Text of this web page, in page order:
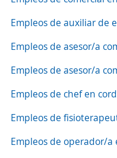
Empleos de auxiliar de
Empleos de asesor/a
Empleos de asesor/a
Empleos de chef en
Empleos de
Empleos de operador/a